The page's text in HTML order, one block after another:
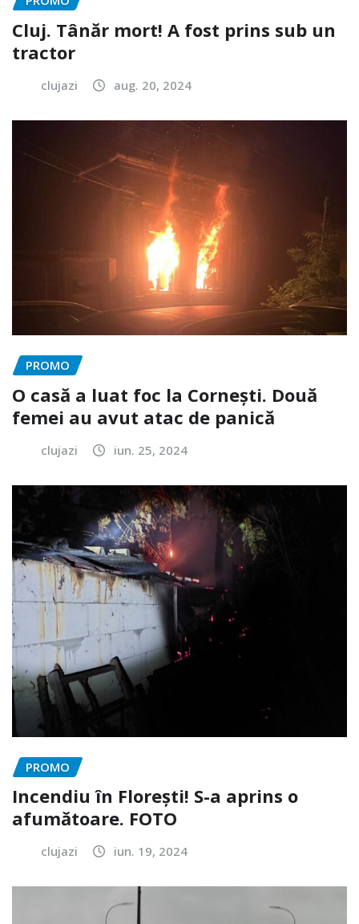
Cluj. Tânăr mort! A fost prins sub un
tractor
clujazi aug. 20, 2024
PROMO
O casă a luat foc la Cornești. Două
femei au avut atac de panică
clujazi iun. 25, 2024
PROMO
Incendiu în Florești! S-a aprins o
afumătoare. FOTO
clujazi iun. 19, 2024